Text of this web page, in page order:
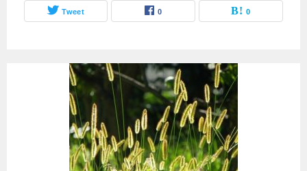
Tweet 0 0